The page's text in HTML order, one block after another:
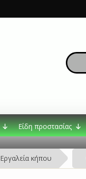
Είδη προστασίας
Εργαλεία κήπου